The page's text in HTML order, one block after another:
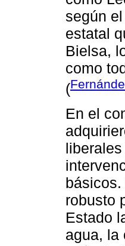
según
estatal
Bielsa,
como
(
En el
robusto
Estado
agua, la